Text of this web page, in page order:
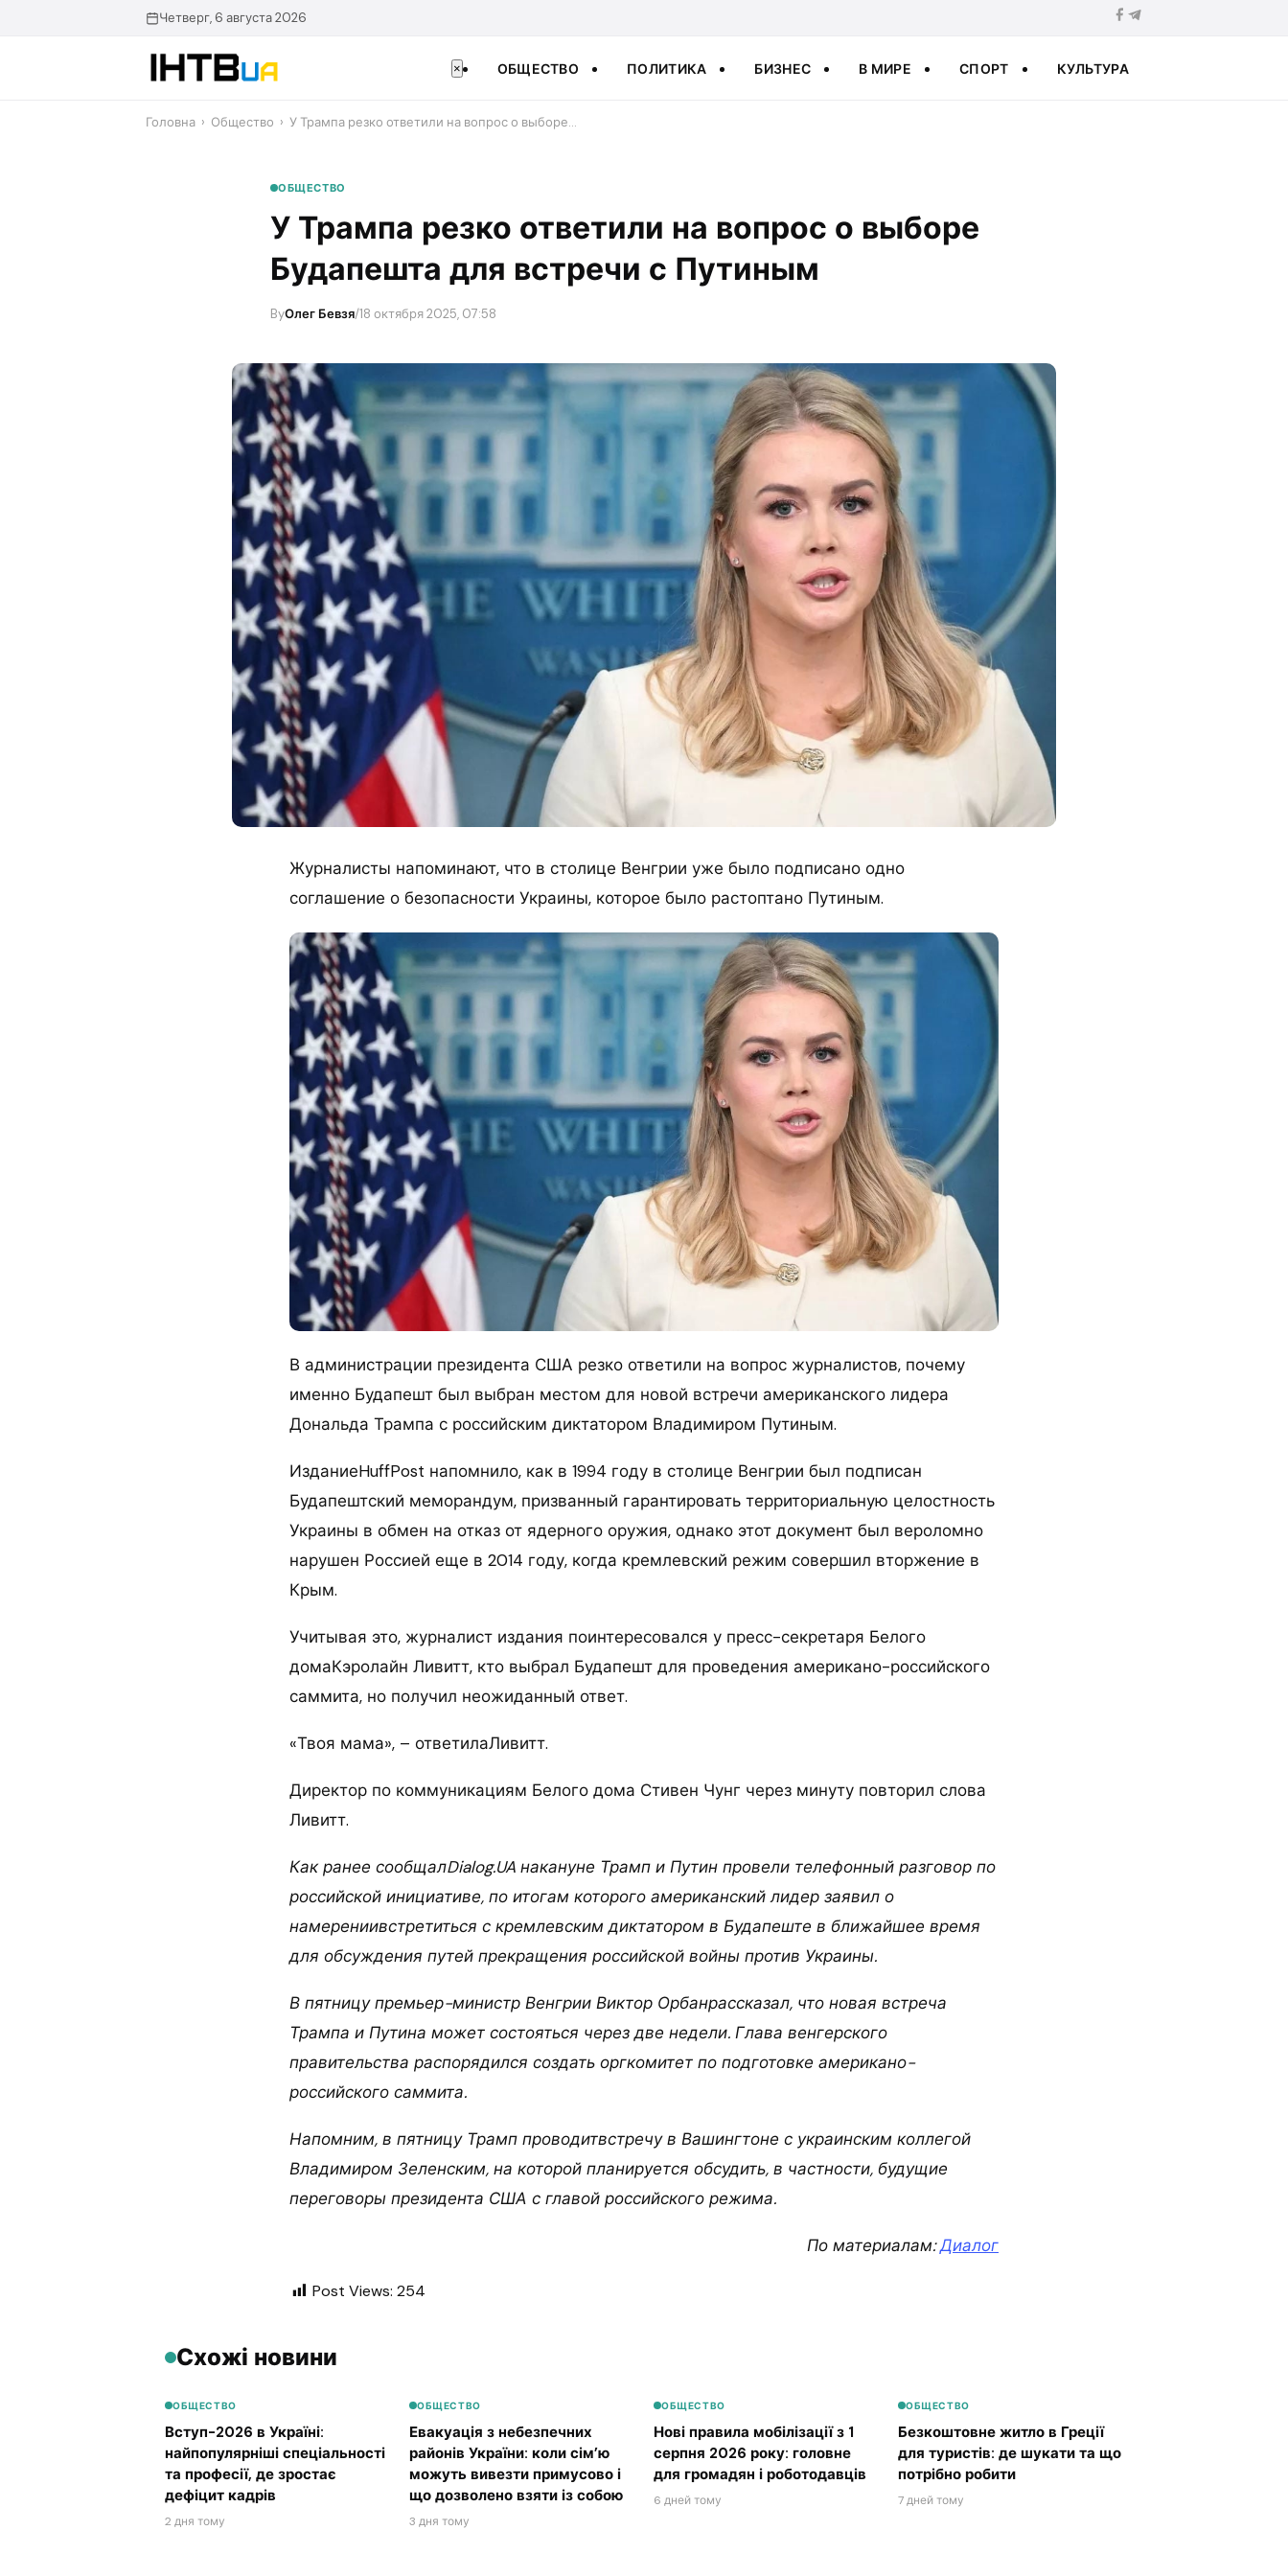
Четверг, 6 августа 2026
× ОБЩЕСТВО ПОЛИТИКА БИЗНЕС В МИРЕ СПОРТ КУЛЬТУРА
Головна › Общество › У Трампа резко ответили на вопрос о выборе…
ОБЩЕСТВО
У Трампа резко ответили на вопрос о выборе
Будапешта для встречи с Путиным
ByОлег Бевзя/18 октября 2025, 07:58
Журналисты напоминают, что в столице Венгрии уже было подписано одно
соглашение о безопасности Украины, которое было растоптано Путиным.
В администрации президента США резко ответили на вопрос журналистов, почему
именно Будапешт был выбран местом для новой встречи американского лидера
Дональда Трампа с российским диктатором Владимиром Путиным.
ИзданиеHuffPost напомнило, как в 1994 году в столице Венгрии был подписан
Будапештский меморандум, призванный гарантировать территориальную целостность
Украины в обмен на отказ от ядерного оружия, однако этот документ был вероломно
нарушен Россией еще в 2014 году, когда кремлевский режим совершил вторжение в
Крым.
Учитывая это, журналист издания поинтересовался у пресс-секретаря Белого
домаКэролайн Ливитт, кто выбрал Будапешт для проведения американо-российского
саммита, но получил неожиданный ответ.
«Твоя мама», – ответилаЛивитт.
Директор по коммуникациям Белого дома Стивен Чунг через минуту повторил слова
Ливитт.
Как ранее сообщалDialog.UA накануне Трамп и Путин провели телефонный разговор по
российской инициативе, по итогам которого американский лидер заявил о
намерениивстретиться с кремлевским диктатором в Будапеште в ближайшее время
для обсуждения путей прекращения российской войны против Украины.
В пятницу премьер-министр Венгрии Виктор Орбанрассказал, что новая встреча
Трампа и Путина может состояться через две недели. Глава венгерского
правительства распорядился создать оргкомитет по подготовке американо-
российского саммита.
Напомним, в пятницу Трамп проводитвстречу в Вашингтоне с украинским коллегой
Владимиром Зеленским, на которой планируется обсудить, в частности, будущие
переговоры президента США с главой российского режима.
По материалам:Диалог
Post Views: 254
Схожі новини
ОБЩЕСТВО
Вступ-2026 в Україні:
найпопулярніші спеціальності
та професії, де зростає
дефіцит кадрів
2 дня тому
ОБЩЕСТВО
Евакуація з небезпечних
районів України: коли сім’ю
можуть вивезти примусово і
що дозволено взяти із собою
3 дня тому
ОБЩЕСТВО
Нові правила мобілізації з 1
серпня 2026 року: головне
для громадян і роботодавців
6 дней тому
ОБЩЕСТВО
Безкоштовне житло в Греції
для туристів: де шукати та що
потрібно робити
7 дней тому